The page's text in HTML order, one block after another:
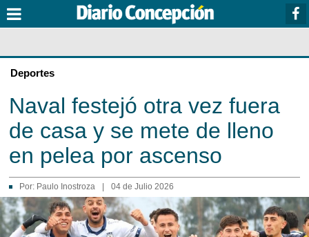
Deportes
Naval festejó otra vez fuera
de casa y se mete de lleno
en pelea por ascenso
Por: Paulo Inostroza 04 de Julio 2026